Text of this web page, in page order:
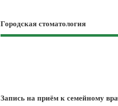
Городская стоматология
Запись на приём к семейному